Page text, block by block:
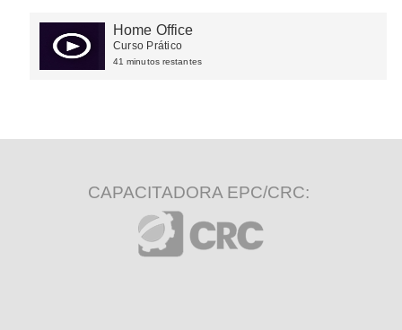
Home Office
Curso Prático
41 minutos restantes
CAPACITADORA EPC/CRC: